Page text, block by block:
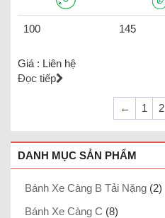
100 145
Giá : Liên hệ
Đọc tiếp
← 1 2
DANH MỤC SẢN PHẨM
Bánh Xe Càng B Tải Nặng (2)
Bánh Xe Càng C (8)